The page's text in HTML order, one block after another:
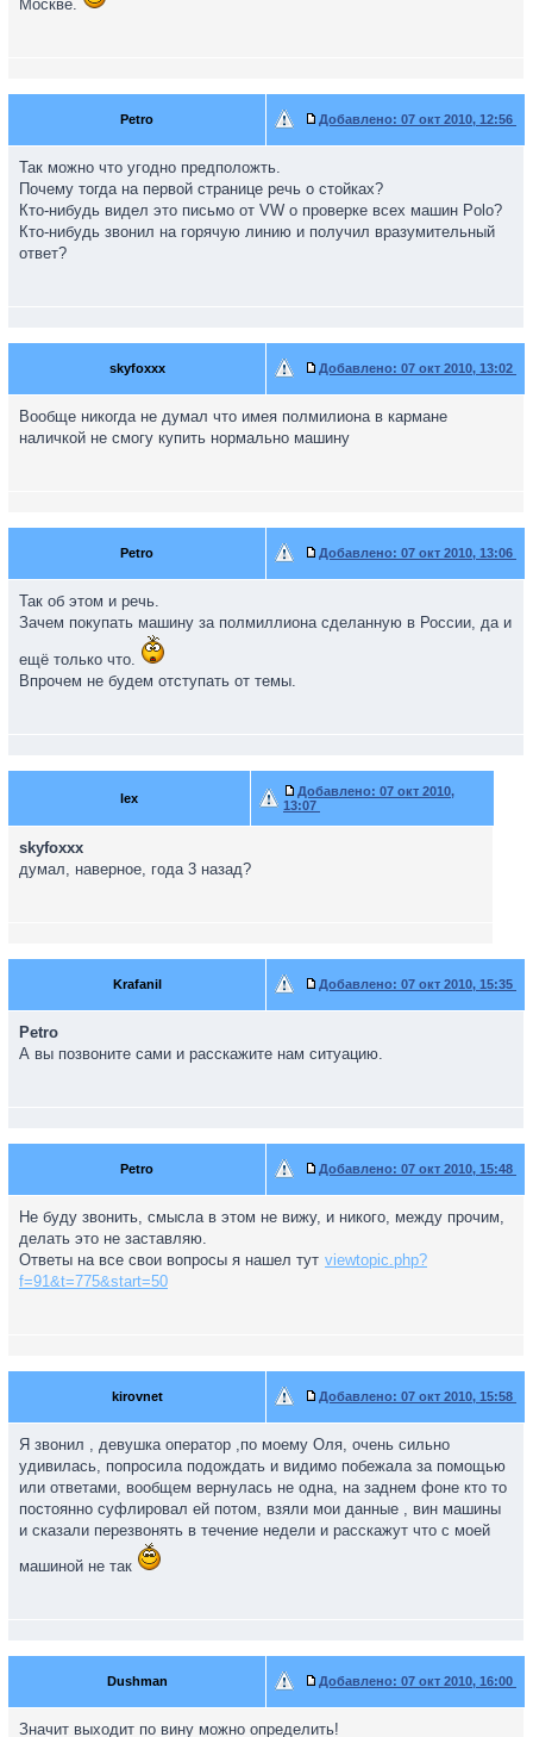
Москве.
Petro Добавлено: 07 окт 2010, 12:56
Так можно что угодно предположть.
Почему тогда на первой странице речь о стойках?
Кто-нибудь видел это письмо от VW о проверке всех машин Polo?
Кто-нибудь звонил на горячую линию и получил вразумительный
ответ?
skyfoxxx Добавлено: 07 окт 2010, 13:02
Вообще никогда не думал что имея полмилиона в кармане
наличкой не смогу купить нормально машину
Petro Добавлено: 07 окт 2010, 13:06
Так об этом и речь.
Зачем покупать машину за полмиллиона сделанную в России, да и
ещё только что.
Впрочем не будем отступать от темы.
lex Добавлено: 07 окт 2010,
13:07
skyfoxxx
думал, наверное, года 3 назад?
Krafanil Добавлено: 07 окт 2010, 15:35
Petro
А вы позвоните сами и расскажите нам ситуацию.
Petro Добавлено: 07 окт 2010, 15:48
Не буду звонить, смысла в этом не вижу, и никого, между прочим,
делать это не заставляю.
Ответы на все свои вопросы я нашел тут viewtopic.php?
f=91&t=775&start=50
kirovnet Добавлено: 07 окт 2010, 15:58
Я звонил , девушка оператор ,по моему Оля, очень сильно
удивилась, попросила подождать и видимо побежала за помощью
или ответами, вообщем вернулась не одна, на заднем фоне кто то
постоянно суфлировал ей потом, взяли мои данные , вин машины
и сказали перезвонять в течение недели и расскажут что с моей
машиной не так
Dushman Добавлено: 07 окт 2010, 16:00
Значит выходит по вину можно определить!